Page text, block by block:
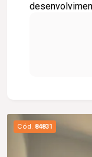
construção;
Excelente
Cód. 84831